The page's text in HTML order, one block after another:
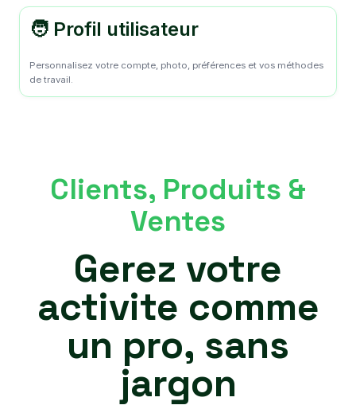
🧑 Profil utilisateur
Personnalisez votre compte, photo, préférences et vos méthodes
de travail.
Clients, Produits &
Ventes
Gerez votre
activite comme
un pro, sans
jargon